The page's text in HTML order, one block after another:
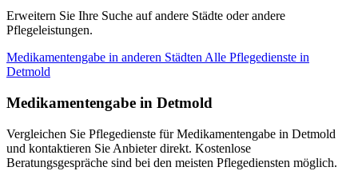
Erweitern Sie Ihre Suche auf andere Städte oder andere
Pflegeleistungen.
Medikamentengabe in anderen Städten Alle Pflegedienste in
Detmold
Medikamentengabe in Detmold
Vergleichen Sie Pflegedienste für Medikamentengabe in Detmold
und kontaktieren Sie Anbieter direkt. Kostenlose
Beratungsgespräche sind bei den meisten Pflegediensten möglich.